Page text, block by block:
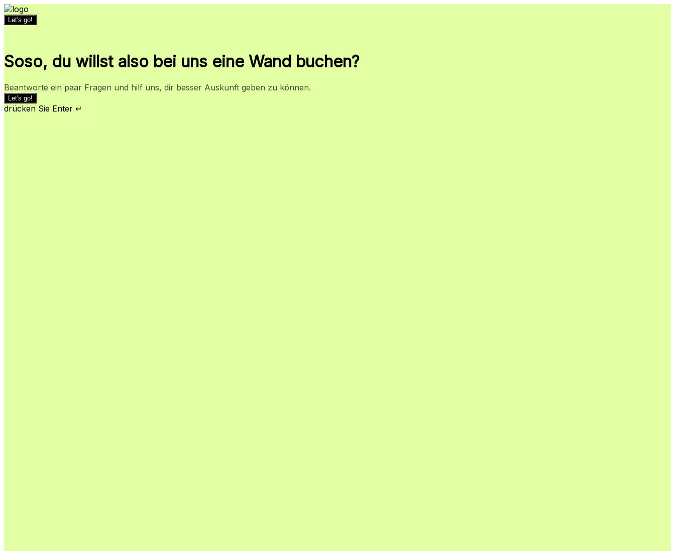
Let's go!
Soso, du willst also bei uns eine Wand buchen?
Beantworte ein paar Fragen und hilf uns, dir besser Auskunft geben zu können.
Let's go!
drücken Sie Enter ↵